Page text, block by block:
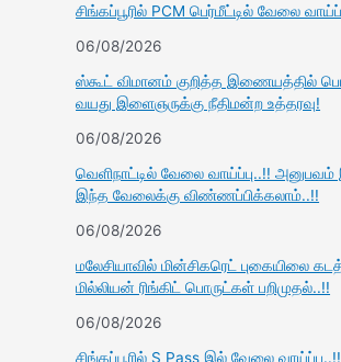
சிங்கப்பூரில் PCM பெர்மீட்டில் வேலை
06/08/2026
ஸ்கூட் விமானம் குறித்த இணையத்தில்
வயது இளைஞருக்கு நீதிமன்ற உத்தரவு!
06/08/2026
வெளிநாட்டில் வேலை வாய்ப்பு..!!
இந்த வேலைக்கு விண்ணப்பிக்கலாம்..!!
06/08/2026
மலேசியாவில் மின்சிகரெட் புகையிலை
மில்லியன் ரிங்கிட் பொருட்கள் பறிமுதல்..!!
06/08/2026
சிங்கப்பூரில் S Pass இல் வேலை வாய்ப்பு..!!